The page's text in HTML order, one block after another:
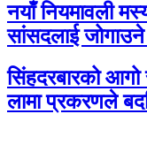
नयाँ नियमावली
सांसदलाई
सिंहदरबारको
लामा प्रकरणले